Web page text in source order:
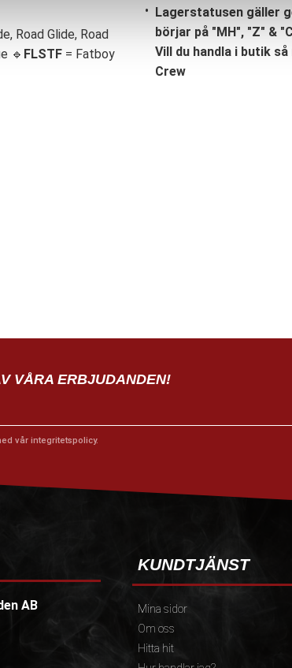
Road Glide, Road
🔹 FLSTF = Fatboy
Lagerstatusen gäller
börjar på "MH", "Z" &
Vill du handla i butik
Crew
VÅRA ERBJUDANDEN!
vår integritetspolicy.
AB
KUNDTJÄNST
Mina sidor
Om oss
Hitta hit